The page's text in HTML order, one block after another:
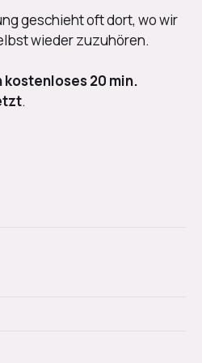
geschieht oft dort, wo wir
wieder zuzuhören.
20 min.
.